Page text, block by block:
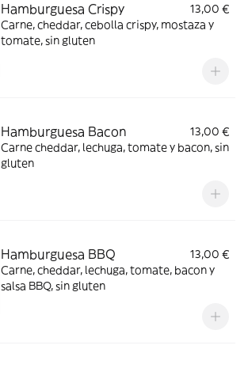
Hamburguesa Crispy
13,00 €
Carne, cheddar, cebolla crispy, mostaza y
tomate, sin gluten
Hamburguesa Bacon
13,00 €
Carne cheddar, lechuga, tomate y bacon, sin
gluten
Hamburguesa BBQ
13,00 €
Carne, cheddar, lechuga, tomate, bacon y
salsa BBQ, sin gluten